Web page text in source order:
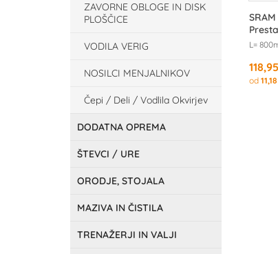
ZAVORNE OBLOGE IN DISK
PLOŠČICE
VODILA VERIG
NOSILCI MENJALNIKOV
Čepi / Deli / Vodlila Okvirjev
DODATNA OPREMA
ŠTEVCI / URE
ORODJE, STOJALA
MAZIVA IN ČISTILA
TRENAŽERJI IN VALJI
L=
od